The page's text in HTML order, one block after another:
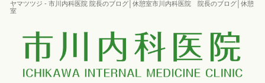
ヤマツツジ - 市川内科医院 院長のブログ│休憩室市川内科医院 院長のブログ│休憩
室